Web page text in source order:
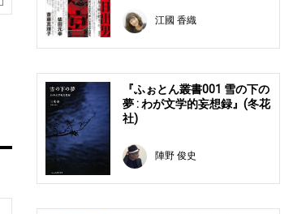
江國 香織
『ふぉとん叢書001 雪の下の
夢 : わが文学的妄想録』(冬花
社)
陣野 俊史